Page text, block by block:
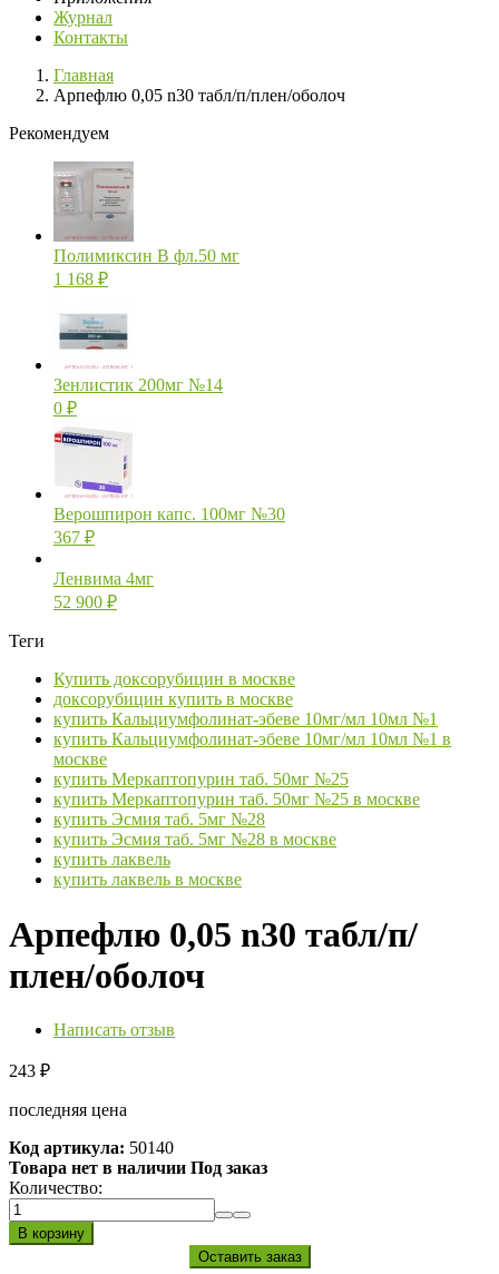
Журнал
Контакты
Главная
Арпефлю 0,05 n30 табл/п/плен/оболоч
Рекомендуем
Полимиксин В фл.50 мг
1 168 ₽
Зенлистик 200мг №14
0 ₽
Верошпирон капс. 100мг №30
367 ₽
Ленвима 4мг
52 900 ₽
Теги
Купить доксорубицин в москве
доксорубицин купить в москве
купить Кальциумфолинат-эбеве 10мг/мл 10мл №1
купить Кальциумфолинат-эбеве 10мг/мл 10мл №1 в
москве
купить Меркаптопурин таб. 50мг №25
купить Меркаптопурин таб. 50мг №25 в москве
купить Эсмия таб. 5мг №28
купить Эсмия таб. 5мг №28 в москве
купить лаквель
купить лаквель в москве
Арпефлю 0,05 n30 табл/п/
плен/оболоч
Написать отзыв
243 ₽
последняя цена
Код артикула: 50140
Товара нет в наличии Под заказ
Количество: